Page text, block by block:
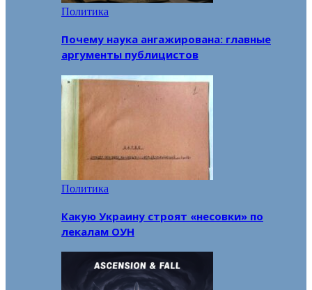
Политика
Почему наука ангажирована: главные
аргументы публицистов
Политика
Какую Украину строят «несовки» по
лекалам ОУН